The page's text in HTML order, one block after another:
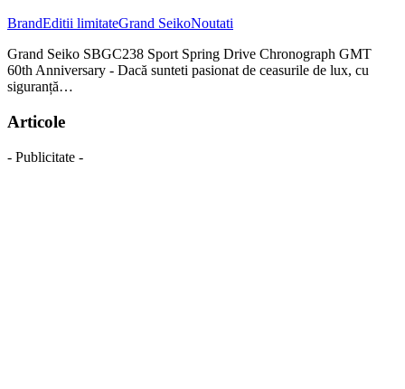
BrandEditii limitateGrand SeikoNoutati
Grand Seiko SBGC238 Sport Spring Drive Chronograph GMT
60th Anniversary - Dacă sunteti pasionat de ceasurile de lux, cu
siguranță…
Articole
- Publicitate -